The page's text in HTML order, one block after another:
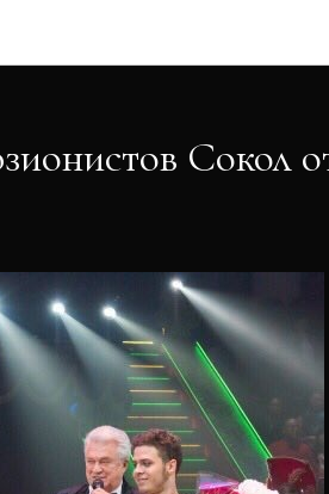
Сокол